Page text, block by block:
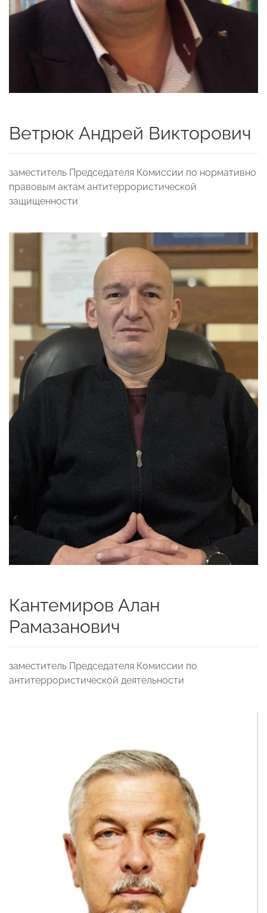
Ветрюк Андрей Викторович
заместитель Председателя Комиссии по нормативно
правовым актам антитеррористической
защищенности
Кантемиров Алан
Рамазанович
заместитель Председателя Комиссии по
антитеррористической деятельности